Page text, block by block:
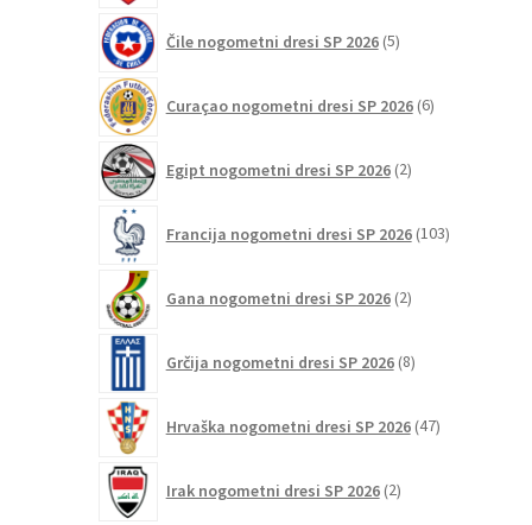
Čile nogometni dresi SP 2026 5izdelkov
Curaçao nogometni dresi SP 2026 6izdelkov
Egipt nogometni dresi SP 2026 2izdelka
Francija nogometni dresi SP 2026 103izdelki
Gana nogometni dresi SP 2026 2izdelka
Grčija nogometni dresi SP 2026 8izdelkov
Hrvaška nogometni dresi SP 2026 47izdelkov
Irak nogometni dresi SP 2026 2izdelka